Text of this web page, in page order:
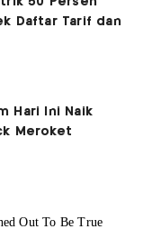
Daftar Tarif dan
Hari Ini Naik
Meroket